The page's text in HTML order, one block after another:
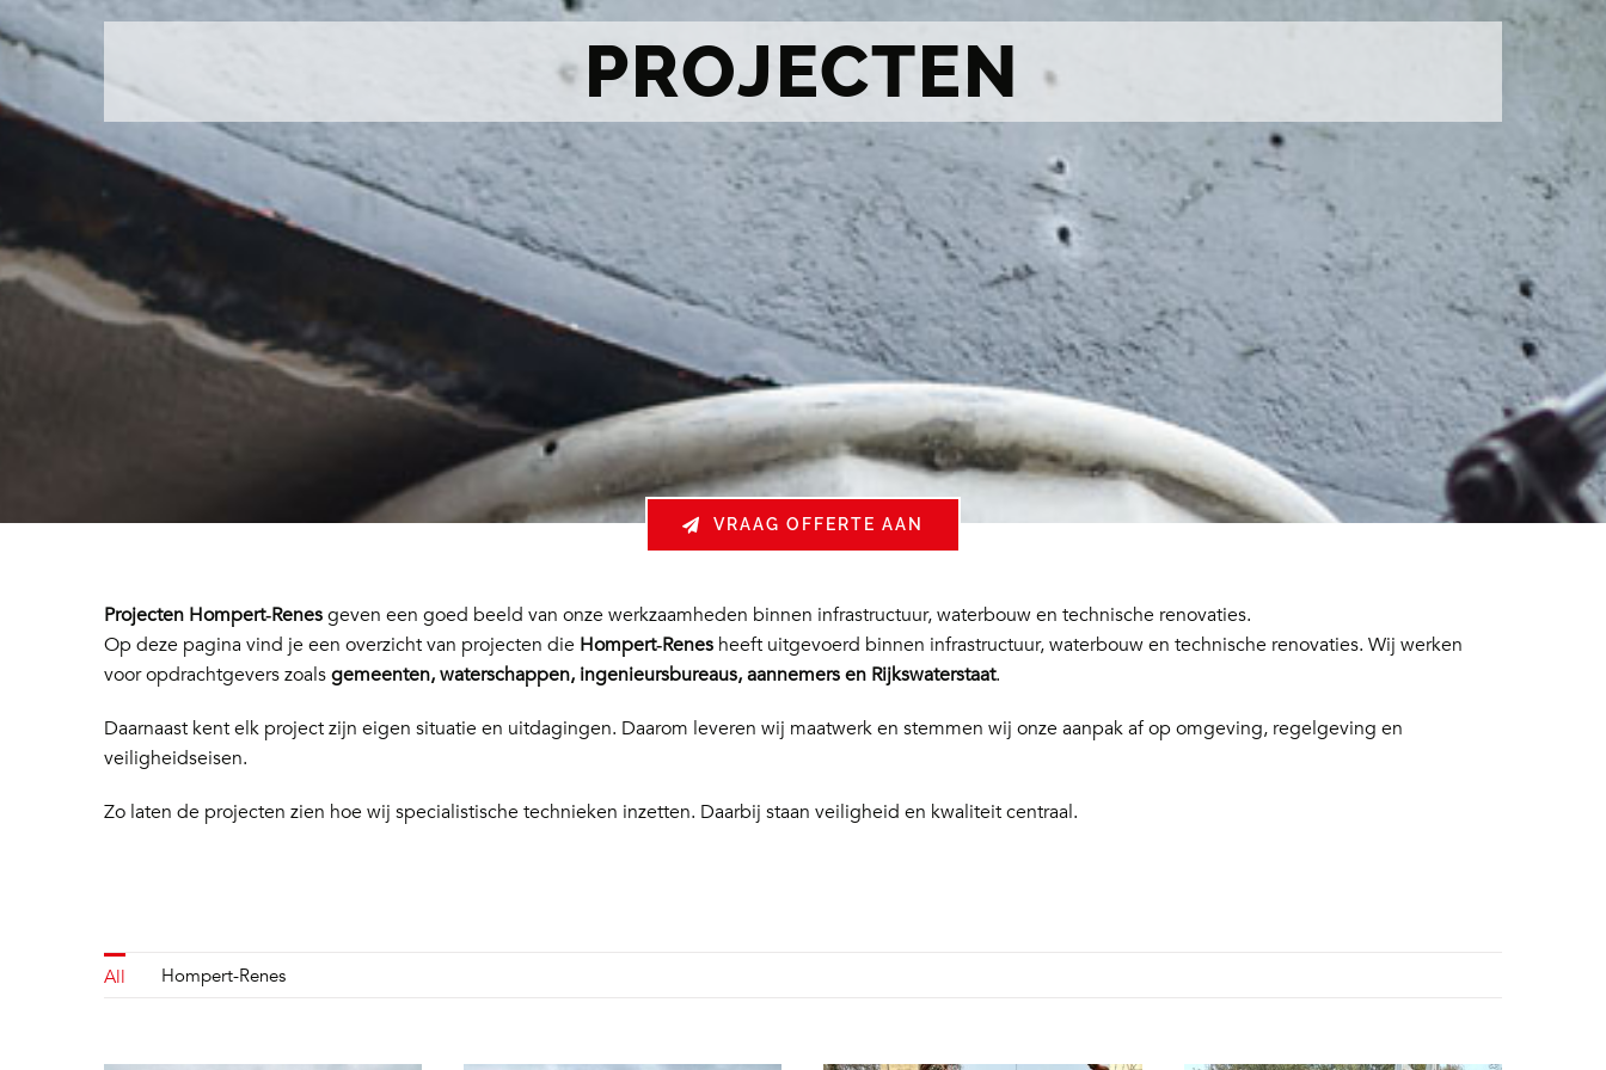
PROJECTEN
VRAAG OFFERTE AAN
Projecten Hompert‑Renesgeven een goed beeld van onze werkzaamheden binnen infrastructuur, waterbouw en technische renovaties.
Op deze pagina vind je een overzicht van projecten die Hompert‑Renesheeft uitgevoerd binnen infrastructuur, waterbouw en technische renovaties. Wij werken
voor opdrachtgevers zoalsgemeenten, waterschappen, ingenieursbureaus, aannemers en Rijkswaterstaat.
Daarnaast kent elk project zijn eigen situatie en uitdagingen. Daarom leveren wij maatwerk en stemmen wij onze aanpak af op omgeving, regelgeving en
veiligheidseisen.
Zo laten de projecten zien hoe wij specialistische technieken inzetten. Daarbij staan veiligheid en kwaliteit centraal.
All Hompert-Renes